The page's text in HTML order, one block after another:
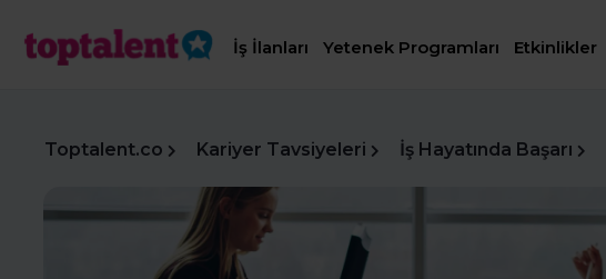
İş İlanları Yetenek Programları Etkinlikler
Toptalent.co Kariyer Tavsiyeleri İş Hayatında Başarı